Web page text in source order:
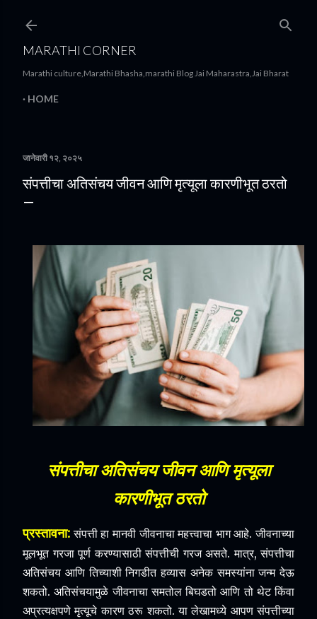
MARATHI CORNER
Marathi culture,Marathi Bhasha,marathi Blog Jai Maharastra,Jai Bharat
HOME
जानेवारी १२, २०२५
संपत्तीचा अतिसंचय जीवन आणि मृत्यूला कारणीभूत ठरतो
संपत्तीचा अतिसंचय जीवन आणि मृत्यूला
कारणीभूत ठरतो
प्रस्तावना: संपत्ती हा मानवी जीवनाचा महत्त्वाचा भाग आहे. जीवनाच्या
मूलभूत गरजा पूर्ण करण्यासाठी संपत्तीची गरज असते. मात्र, संपत्तीचा
अतिसंचय आणि तिच्याशी निगडीत हव्यास अनेक समस्यांना जन्म देऊ
शकतो. अतिसंचयामुळे जीवनाचा समतोल बिघडतो आणि तो थेट किंवा
अप्रत्यक्षपणे मृत्यूचे कारण ठरू शकतो. या लेखामध्ये आपण संपत्तीच्या